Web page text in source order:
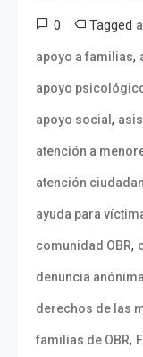
0 Tagged
apoyo a familias,
apoyo
apoyo social,
atención a
atención
ayuda para
comunidad OBR,
denuncia
derechos de las
familias de OBR,